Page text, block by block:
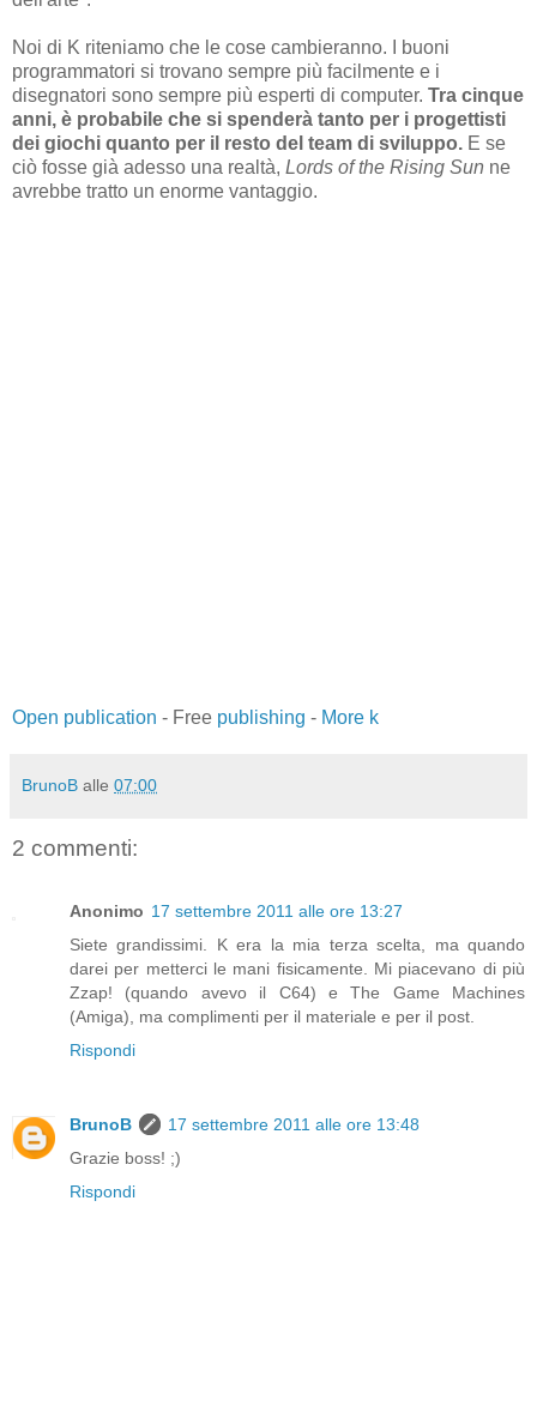
Noi di K riteniamo che le cose cambieranno. I buoni
programmatori si trovano sempre più facilmente e i
disegnatori sono sempre più esperti di computer. Tra cinque
anni, è probabile che si spenderà tanto per i progettisti
dei giochi quanto per il resto del team di sviluppo. E se
ciò fosse già adesso una realtà, Lords of the Rising Sun ne
avrebbe tratto un enorme vantaggio.
Open publication - Free publishing - More k
BrunoB alle 07:00
2 commenti:
Anonimo 17 settembre 2011 alle ore 13:27
Siete grandissimi. K era la mia terza scelta, ma quando
darei per metterci le mani fisicamente. Mi piacevano di più
Zzap! (quando avevo il C64) e The Game Machines
(Amiga), ma complimenti per il materiale e per il post.
Rispondi
BrunoB
17 settembre 2011 alle ore 13:48
Grazie boss! ;)
Rispondi